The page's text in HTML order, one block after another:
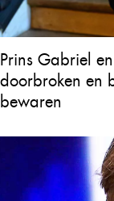
Prins Gabriel
doorbroken en
bewaren